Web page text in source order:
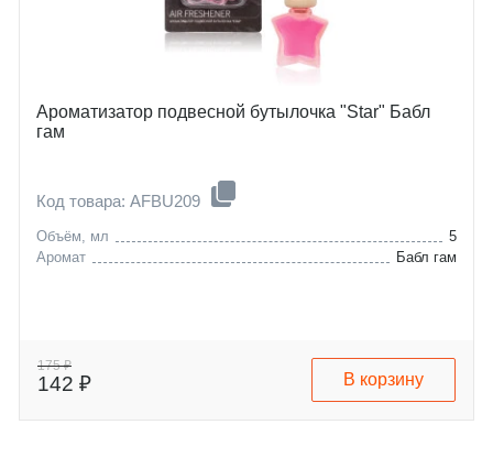
Ароматизатор подвесной бутылочка "Star" Бабл
гам
Код товара: AFBU209
Объём, мл
5
Аромат
Бабл гам
175 ₽
142 ₽ В корзину